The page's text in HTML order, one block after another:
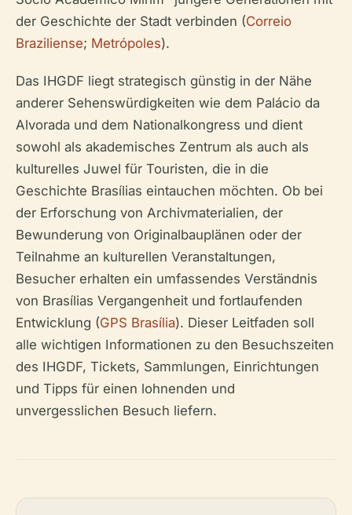
der Geschichte der Stadt verbinden (Correio
Braziliense; Metrópoles).
Das IHGDF liegt strategisch günstig in der Nähe
anderer Sehenswürdigkeiten wie dem Palácio da
Alvorada und dem Nationalkongress und dient
sowohl als akademisches Zentrum als auch als
kulturelles Juwel für Touristen, die in die
Geschichte Brasílias eintauchen möchten. Ob bei
der Erforschung von Archivmaterialien, der
Bewunderung von Originalbauplänen oder der
Teilnahme an kulturellen Veranstaltungen,
Besucher erhalten ein umfassendes Verständnis
von Brasílias Vergangenheit und fortlaufenden
Entwicklung (GPS Brasília). Dieser Leitfaden soll
alle wichtigen Informationen zu den Besuchszeiten
des IHGDF, Tickets, Sammlungen, Einrichtungen
und Tipps für einen lohnenden und
unvergesslichen Besuch liefern.